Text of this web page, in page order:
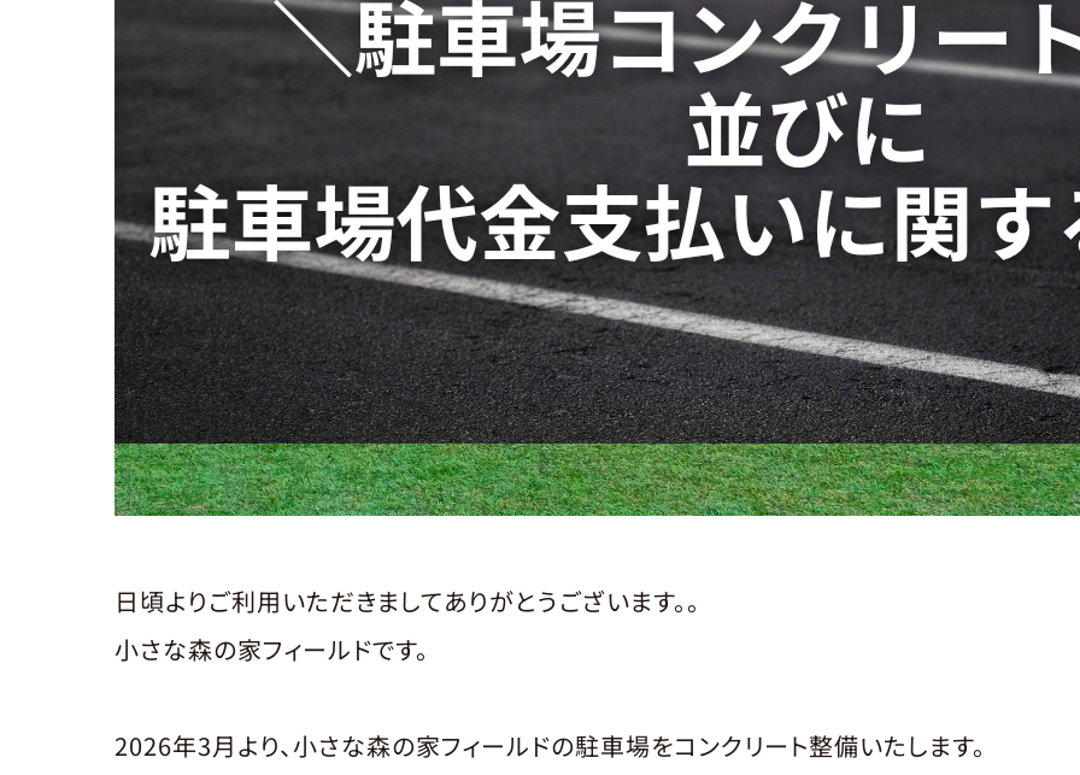
日頃よりご利用いただきましてありがとうございます。。
小さな森の家フィールドです。
2026年3月より、小さな森の家フィールドの駐車場をコンクリート整備いたします。